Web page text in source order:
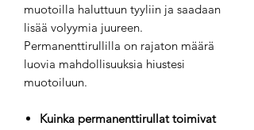
muotoilla haluttuun tyyliin ja saadaan
lisää volyymia juureen.
Permanenttirullilla on rajaton määrä
luovia mahdollisuuksia hiustesi
muotoiluun.
Kuinka permanenttirullat toimivat